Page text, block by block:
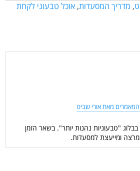
, מדריך המסעדות, אוכל טבעוני לקחת
המאמרים מאת אורי שביט
"טבעוניות נהנות יותר". בשאר הזמן
ומייעצת למסעדות.